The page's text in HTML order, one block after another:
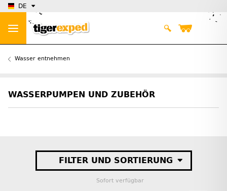
DE
Wasser entnehmen
WASSERPUMPEN UND ZUBEHÖR
FILTER UND SORTIERUNG
Sofort verfügbar